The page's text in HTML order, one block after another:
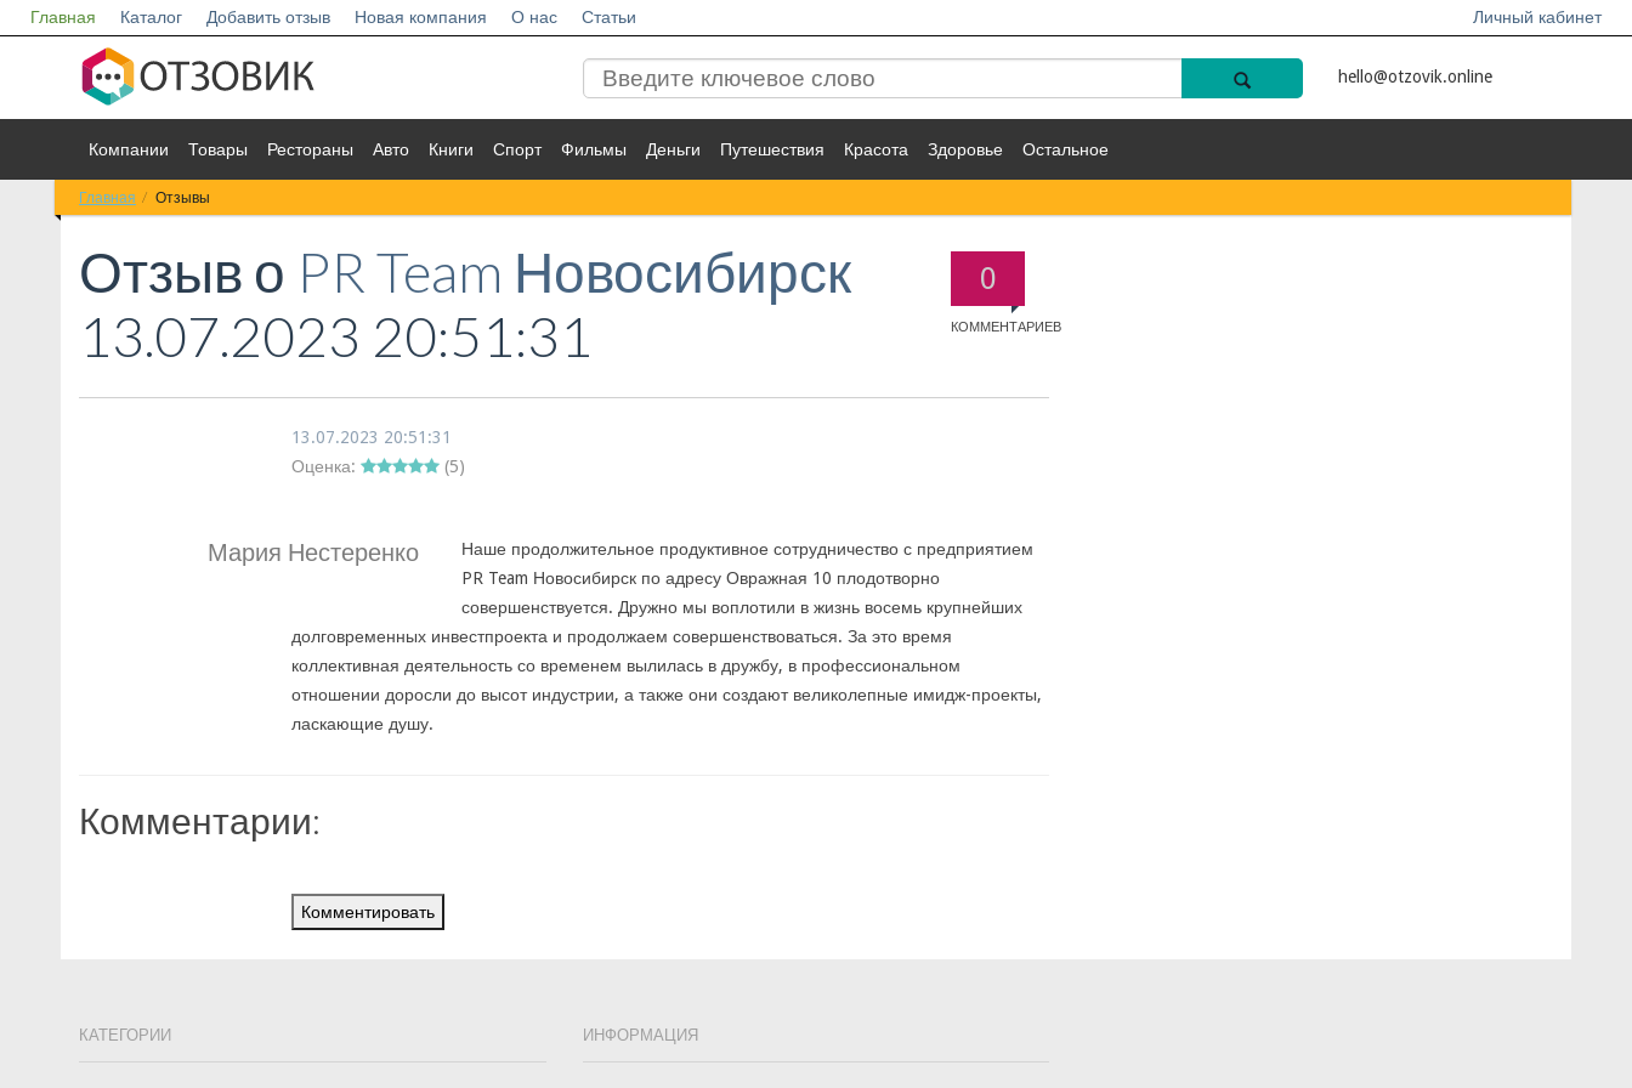
Главная Каталог Добавить отзыв Новая компания О нас Статьи Личный кабинет
hello@otzovik.online
Компании Товары Рестораны Авто Книги Спорт Фильмы Деньги Путешествия Красота Здоровье Остальное
Главная Отзывы
0
КОММЕНТАРИЕВ
Отзыв о PR Team Новосибирск
13.07.2023 20:51:31
13.07.2023 20:51:31
Оценка:
(5)
Мария Нестеренко
Наше продолжительное продуктивное сотрудничество с предприятием
PR Team Новосибирск по адресу Овражная 10 плодотворно
совершенствуется. Дружно мы воплотили в жизнь восемь крупнейших
долговременных инвестпроекта и продолжаем совершенствоваться. За это время
коллективная деятельность со временем вылилась в дружбу, в профессиональном
отношении доросли до высот индустрии, а также они создают великолепные имидж-проекты,
ласкающие душу.
Комментарии:
Комментировать
КАТЕГОРИИ ИНФОРМАЦИЯ